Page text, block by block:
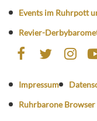
Events im Ruhrpott
Revier-
Impressum
Ruhrbarone